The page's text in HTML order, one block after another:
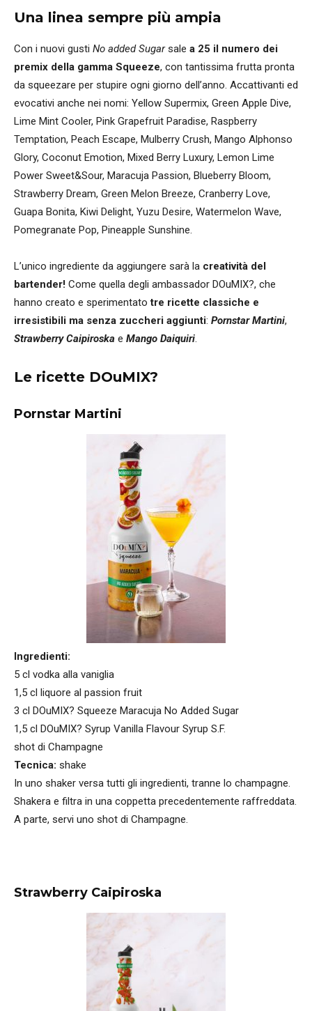
Una linea sempre più ampia
Con i nuovi gusti No added Sugarsale a 25 il numero dei
premix della gamma Squeeze, con tantissima frutta pronta
da squeezare per stupire ogni giorno dell’anno. Accattivanti ed
evocativi anche nei nomi: Yellow Supermix, Green Apple Dive,
Lime Mint Cooler, Pink Grapefruit Paradise, Raspberry
Temptation, Peach Escape, Mulberry Crush, Mango Alphonso
Glory, Coconut Emotion, Mixed Berry Luxury, Lemon Lime
Power Sweet&Sour, Maracuja Passion, Blueberry Bloom,
Strawberry Dream, Green Melon Breeze, Cranberry Love,
Guapa Bonita, Kiwi Delight, Yuzu Desire, Watermelon Wave,
Pomegranate Pop, Pineapple Sunshine.
L’unico ingrediente da aggiungere sarà la creatività del
bartender! Come quella degli ambassador DOuMIX?, che
hanno creato e sperimentatotre ricette classiche e
irresistibili ma senza zuccheri aggiunti: Pornstar Martini,
Strawberry Caipiroska e Mango Daiquiri
Le ricette DOuMIX?
Pornstar Martini
Ingredienti:
5 cl vodka alla vaniglia
1,5 cl liquore al passion fruit
3 cl DOuMIX? Squeeze Maracuja No Added Sugar
1,5 cl DOuMIX? Syrup Vanilla Flavour Syrup S.F.
shot di Champagne
Tecnica: shake
In uno shaker versa tutti gli ingredienti, tranne lo champagne.
Shakera e filtra in una coppetta precedentemente raffreddata.
A parte, servi uno shot di Champagne.
Strawberry Caipiroska